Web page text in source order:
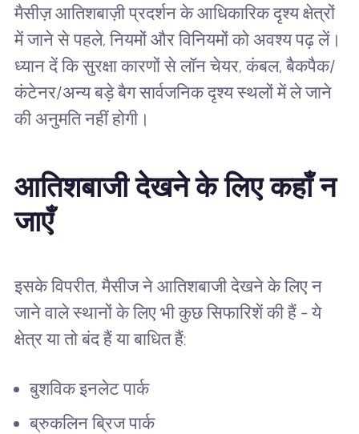
मैसीज़ आतिशबाज़ी प्रदर्शन के आधिकारिक दृश्य क्षेत्रों
में जाने से पहले, नियमों और विनियमों को अवश्य पढ़ लें।
ध्यान दें कि सुरक्षा कारणों से लॉन चेयर, कंबल, बैकपैक/
कंटेनर/अन्य बड़े बैग सार्वजनिक दृश्य स्थलों में ले जाने
की अनुमति नहीं होगी।
आतिशबाजी देखने के लिए कहाँ न
जाएँ
इसके विपरीत, मैसीज ने आतिशबाजी देखने के लिए न
जाने वाले स्थानों के लिए भी कुछ सिफारिशें की हैं - ये
क्षेत्र या तो बंद हैं या बाधित हैं:
बुशविक इनलेट पार्क
ब्रुकलिन ब्रिज पार्क